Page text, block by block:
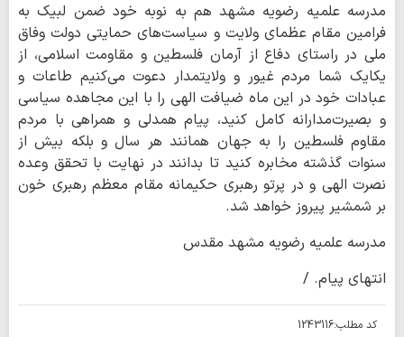
مدرسه علمیه رضویه مشهد هم به نوبه خود ضمن لبیک به
فرامین مقام عظمای ولایت و سیاست‌های حمایتی دولت وفاق
ملی در راستای دفاع از آرمان فلسطین و مقاومت اسلامی، از
یکایک شما مردم غیور و ولایتمدار دعوت می‌کنیم طاعات و
عبادات خود در این ماه ضیافت الهی را با این مجاهده سیاسی
و بصیرت‌مدارانه کامل کنید، پیام همدلی و همراهی با مردم
مقاوم فلسطین را به جهان همانند هر سال و بلکه بیش از
سنوات گذشته مخابره کنید تا بدانند در نهایت با تحقق وعده
نصرت الهی و در پرتو رهبری حکیمانه مقام معظم رهبری خون
بر شمشیر پیروز خواهد شد.
مدرسه علمیه رضویه مشهد مقدس
انتهای پیام. /
کد مطلب:1243116